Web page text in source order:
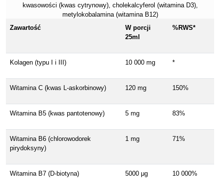
kwasowości (kwas cytrynowy), cholekalcyferol (witamina D3),
metylokobalamina (witamina B12)
Zawartość
W porcji
25ml
%RWS*
Kolagen (typu I i III) 10 000 mg *
Witamina C (kwas L-askorbinowy) 120 mg 150%
Witamina B5 (kwas pantotenowy) 5 mg 83%
Witamina B6 (chlorowodorek
pirydoksyny)
1 mg 71%
Witamina B7 (D-biotyna) 5000 μg 10 000%